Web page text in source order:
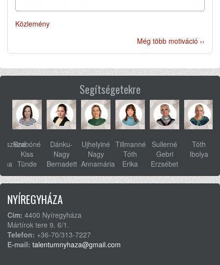
Közlemény
Még több motiváció ››
Segítségetekre
Szabóné
Kiss
Tünde
Dánku-
Nagy
Bernadett
Ujhelyiné
Nagy
Annamária
Tillmanné
Tóth
Erika
Sullerné
Gebri
Erzsébet
Tóth
Ibolya
NYÍREGYHÁZA
Cím: 4400 Nyíregyháza
Mártírok tere 9. 6/1.
Telefon: +36-70/313-7227
E-mail: talentumnyhaza@gmail.com